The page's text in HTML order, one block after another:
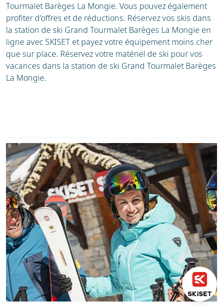
Tourmalet Barèges La Mongie. Vous pouvez également
profiter d'offres et de réductions. Réservez vos skis dans
la station de ski Grand Tourmalet Barèges La Mongie en
ligne avec SKISET et payez votre équipement moins cher
que sur place. Réservez votre matériel de ski pour vos
vacances dans la station de ski Grand Tourmalet Barèges
La Mongie.